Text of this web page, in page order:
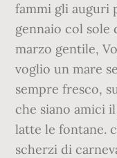
fammi gli auguri
gennaio col sole
marzo gentile,
voglio un mare
sempre fresco,
che siano amici
latte le fontane.
scherzi di